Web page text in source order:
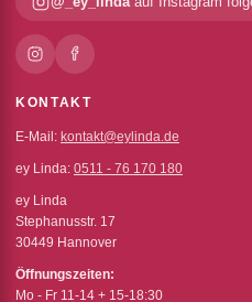
KONTAKT
E-Mail: kontakt@eylinda.de
ey Linda: 0511 - 76 170 180
ey Linda
Stephanusstr. 17
30449 Hannover
Öffnungszeiten:
Mo - Fr 11-14 + 15-18:30